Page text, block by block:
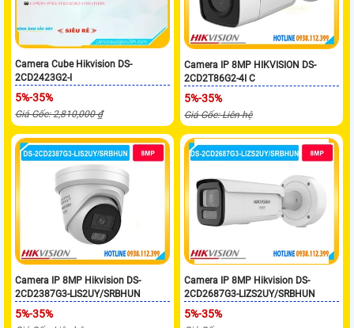
Camera Cube Hikvision DS-
2CD2423G2-I
5%-35%
Giá Gốc: 2,810,000 ₫
Camera IP 8MP HIKVISION DS-
2CD2T86G2-4I C
5%-35%
Giá Gốc: Liên hệ
Camera IP 8MP Hikvision DS-
2CD2387G3-LIS2UY/SRBHUN
5%-35%
Camera IP 8MP Hikvision DS-
2CD2687G3-LIZS2UY/SRBHUN
5%-35%